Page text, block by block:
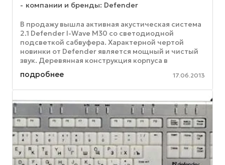
компании и бренды: Defender
В продажу вышла активная акустическая система
2.1 Defender I-Wave M30 со светодиодной
подсветкой сабвуфера. Характерной чертой
новинки от Defender является мощный и чистый
звук. Деревянная конструкция корпуса в
сочетании с наклонным расположением ...
подробнее 17.06.2013